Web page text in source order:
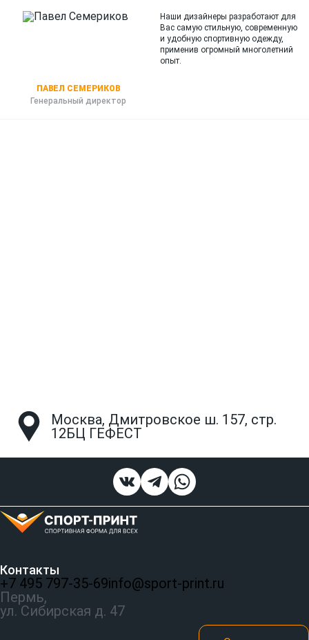
ПАВЕЛ СЕМЕРИКОВ
Генеральный директор
Наши дизайнеры разработают для
Вас самую стильную, современную
и удобную спортивную одежду,
применив огромный многолетний
опыт.
Москва, Дмитровское ш. 157, стр.
12БЦ ГЕФЕСТ
Контакты
+7 495 797‑35-69info@sport-print.ru
Пермь,
ул. Сибирская д. 47